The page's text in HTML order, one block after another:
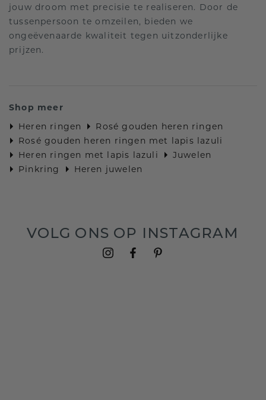
jouw droom met precisie te realiseren. Door de
tussenpersoon te omzeilen, bieden we
ongeëvenaarde kwaliteit tegen uitzonderlijke
prijzen.
Shop meer
Heren ringen
Rosé gouden heren ringen
Rosé gouden heren ringen met lapis lazuli
Heren ringen met lapis lazuli
Juwelen
Pinkring
Heren juwelen
VOLG ONS OP INSTAGRAM